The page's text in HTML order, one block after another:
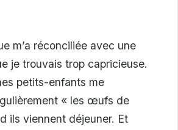
m’a réconciliée avec une
je trouvais trop capricieuse.
petits-enfants me
« les œufs de
ils viennent déjeuner. Et